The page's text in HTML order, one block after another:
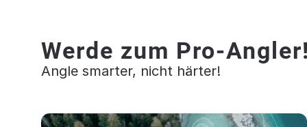
Werde zum Pro-
Angle smarter, nicht härter!